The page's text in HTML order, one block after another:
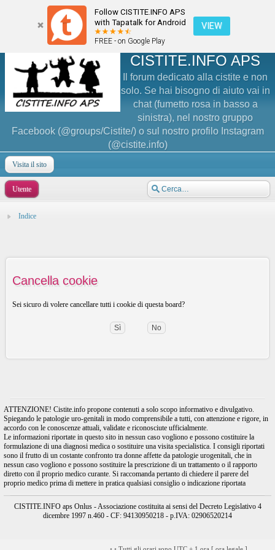
Follow CISTITE.INFO APS
with Tapatalk for Android
FREE - on Google Play
VIEW
CISTITE.INFO APS
Il forum dedicato alla cistite e non
solo. Se hai bisogno di aiuto vai in
chat (fumetto rosa in basso a
sinistra), nel nostro gruppo
Facebook (@groups/Cistite/) o sul nostro profilo Instagram
(@cistite.info)
Visita il sito
Utente
Indice
Cancella cookie
Sei sicuro di volere cancellare tutti i cookie di questa board?
ATTENZIONE! Cistite.info propone contenuti a solo scopo informativo e divulgativo.
Spiegando le patologie uro-genitali in modo comprensibile a tutti, con attenzione e rigore, in
accordo con le conoscenze attuali, validate e riconosciute ufficialmente.
Le informazioni riportate in questo sito in nessun caso vogliono e possono costituire la
formulazione di una diagnosi medica o sostituire una visita specialistica. I consigli riportati
sono il frutto di un costante confronto tra donne affette da patologie urogenitali, che in
nessun caso vogliono e possono sostituire la prescrizione di un trattamento o il rapporto
diretto con il proprio medico curante. Si raccomanda pertanto di chiedere il parere del
proprio medico prima di mettere in pratica qualsiasi consiglio o indicazione riportata
CISTITE.INFO aps Onlus - Associazione costituita ai sensi del Decreto Legislativo 4
dicembre 1997 n.460 - CF: 94130950218 - p.IVA: 02906520214